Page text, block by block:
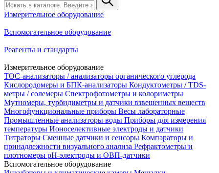
Измерительное оборудование
Вспомогательное оборудование
Реагенты и стандарты
Измерительное оборудование
TOC-анализаторы / анализаторы органического углерода
Кислородомеры и БПК-анализаторы Кондуктометры / TDS-
метры / солемеры Спектрофотометры и колориметры
Мутномеры, турбидиметры и датчики взвешенных веществ
Многофункциональные приборы Весы лабораторные
Промышленные анализаторы воды Приборы для измерения
температуры Ионоселективные электроды и датчики
Титраторы Сменные датчики и сенсоры Компараторы и
принадлежности визуального анализа Рефрактометры и
плотномеры pH-электроды и ОВП-датчики
Вспомогательное оборудование